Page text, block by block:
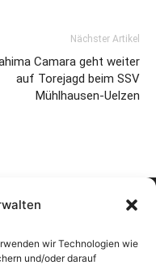
wir Technologien wie
und/oder darauf
Nächster Artikel
Camara geht weiter
auf Torejagd beim SSV
Mühlhausen-Uelzen